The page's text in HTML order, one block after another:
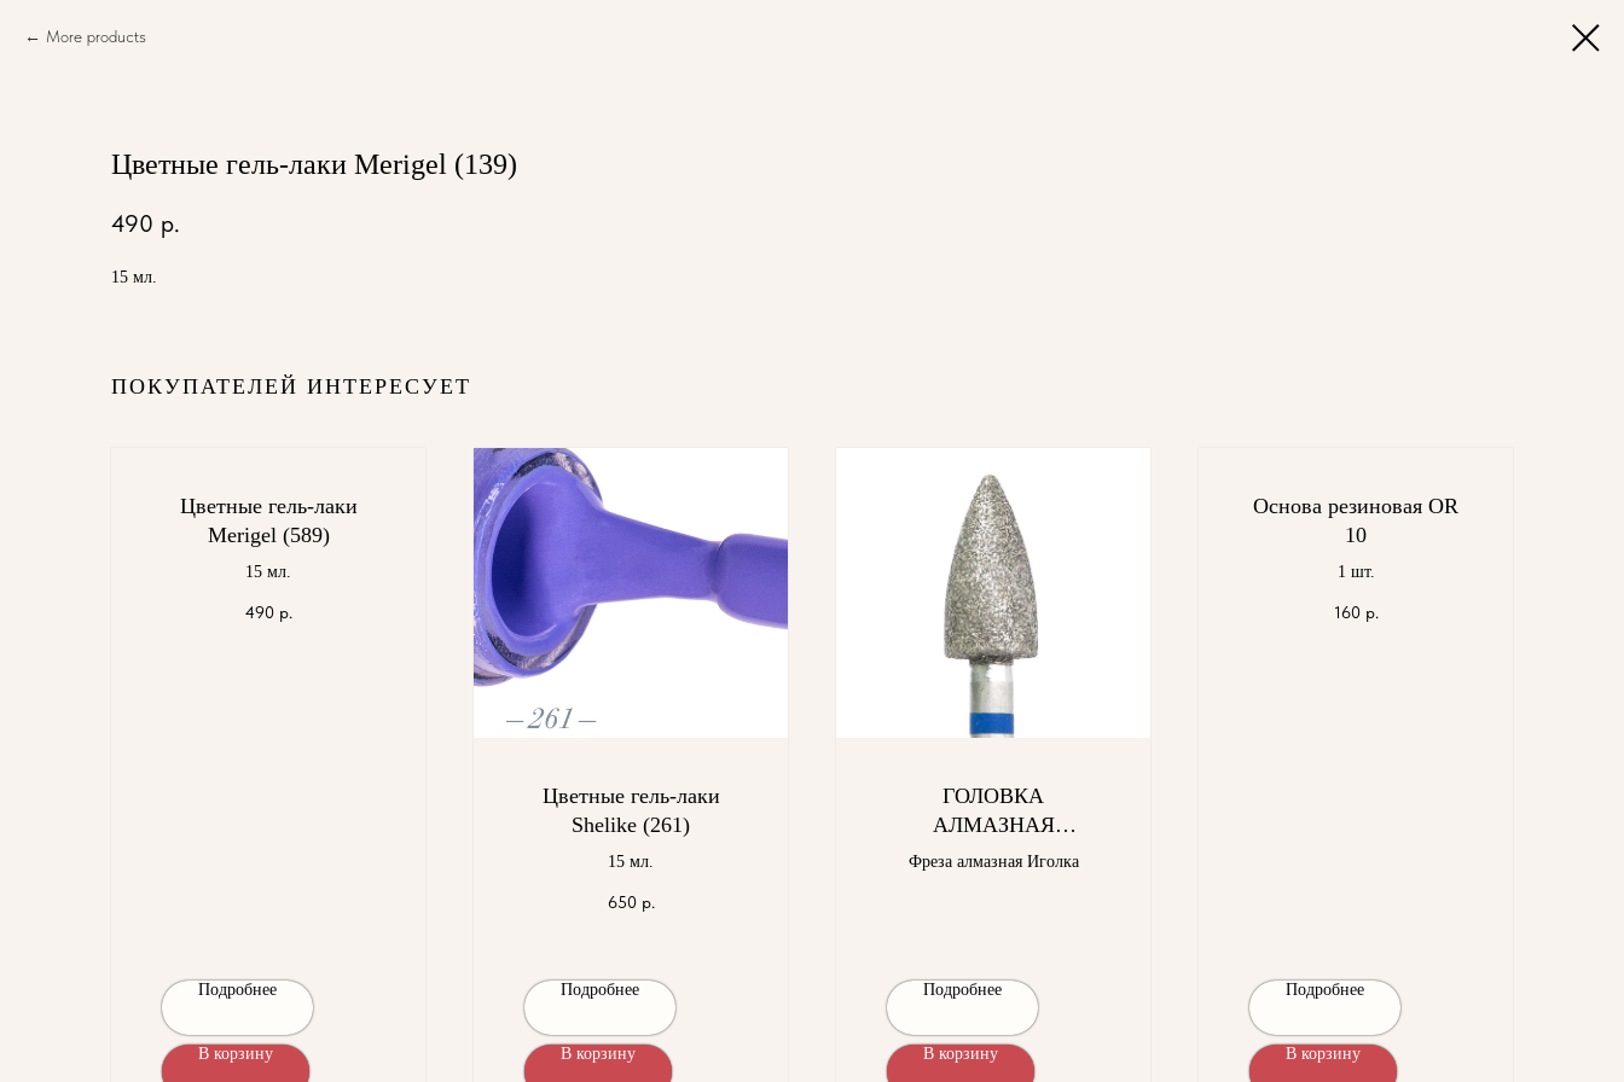
More products
Цветные гель-лаки Merigel (139)
490 р.
15 мл.
ПОКУПАТЕЛЕЙ ИНТЕРЕСУЕТ
Цветные гель-лаки
Merigel (589)
15 мл.
490 р.
Подробнее
В корзину
Цветные гель-лаки
Shelike (261)
15 мл.
650 р.
Подробнее
В корзину
ГОЛОВКА
АЛМАЗНАЯ
ГСАИ-5,0П-10С
Фреза алмазная Иголка
Подробнее
В корзину
Основа резиновая OR
10
1 шт.
160 р.
Подробнее
В корзину